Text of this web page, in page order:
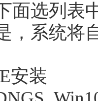
面选列表
，系统将
安装